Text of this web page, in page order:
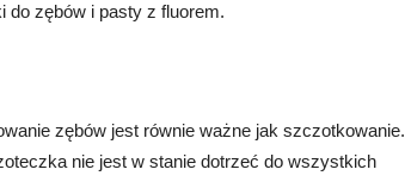
do zębów i pasty z fluorem.
zębów jest równie ważne jak szczotkowanie.
nie jest w stanie dotrzeć do wszystkich